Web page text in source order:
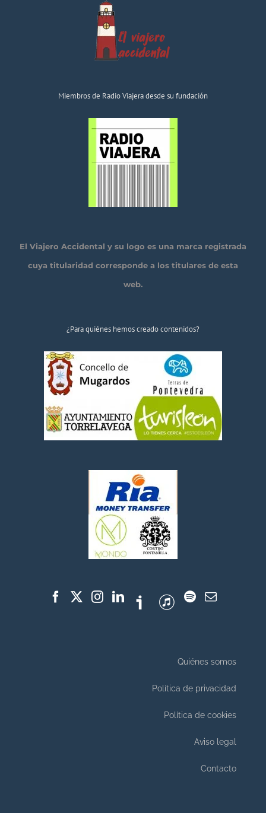
Miembros de Radio Viajera desde su fundación
El Viajero Accidental y su logo es una marca registrada
cuya titularidad corresponde a los titulares de esta
web.
¿Para quiénes hemos creado contenidos?
Quiénes somos
Política de privacidad
Política de cookies
Aviso legal
Contacto